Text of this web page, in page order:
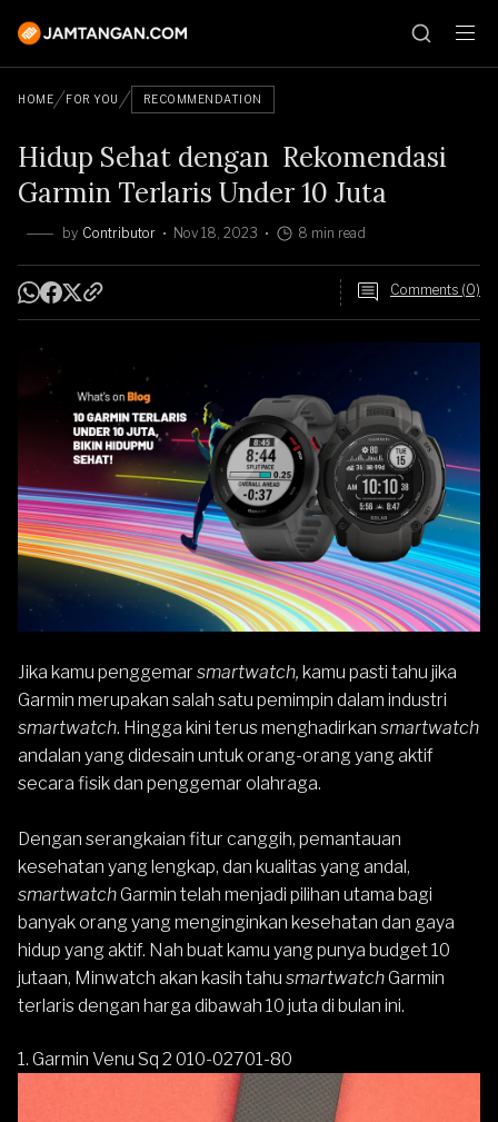
HOME FOR YOU RECOMMENDATION
Hidup Sehat dengan Rekomendasi
Garmin Terlaris Under 10 Juta
by Contributor Nov 18, 2023 8 min read
Comments (0)
Jika kamu penggemar smartwatch, kamu pasti tahu jika
Garmin merupakan salah satu pemimpin dalam industri
smartwatch. Hingga kini terus menghadirkan smartwatch
andalan yang didesain untuk orang-orang yang aktif
secara fisik dan penggemar olahraga.
Dengan serangkaian fitur canggih, pemantauan
kesehatan yang lengkap, dan kualitas yang andal,
smartwatchGarmin telah menjadi pilihan utama bagi
banyak orang yang menginginkan kesehatan dan gaya
hidup yang aktif. Nah buat kamu yang punya budget 10
jutaan, Minwatch akan kasih tahu smartwatchGarmin
terlaris dengan harga dibawah 10 juta di bulan ini.
1. Garmin Venu Sq 2 010-02701-80